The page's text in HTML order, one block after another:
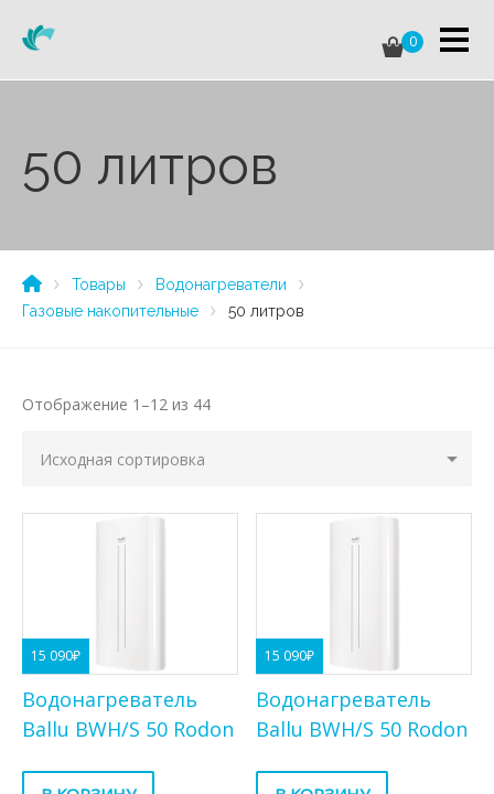
0
50 литров
Товары
Водонагреватели
Газовые накопительные
50 литров
Отображение 1–12 из 44
15 090₽
Водонагреватель
Ballu BWH/S 50 Rodon
15 090₽
Водонагреватель
Ballu BWH/S 50 Rodon